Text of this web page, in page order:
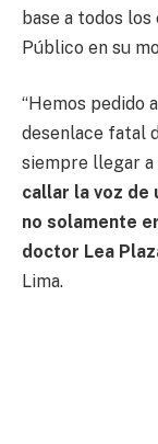
base a todos
Público en su
“Hemos pedido
desenlace fatal
siempre llegar a
callar la voz de
no solamente
doctor Lea
Lima.